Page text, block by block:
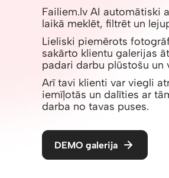
Failiem.lv AI automātiski
laikā meklēt, filtrēt un
Lieliski piemērots
sakārto klientu galerijas
padari darbu plūstošu un
Arī tavi klienti var viegli
iemīļotās un dalīties ar
darba no tavas puses.
DEMO galerija